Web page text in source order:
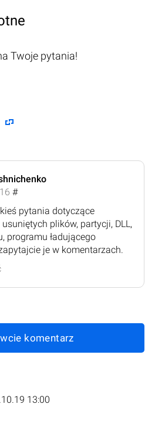
Twoje pytania!
#
pytania dotyczące
plików, partycji, DLL,
programu ładującego
je w komentarzach.
komentarz
13:00